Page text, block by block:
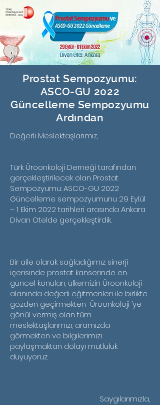
Prostat Sempozyumu:
ASCO-GU 2022
Güncelleme Sempozyumu
Ardından
Değerli Meslektaşlarımız,
Türk Üroonkoloji Derneği tarafından
gerçekleştirilecek olan Prostat
Sempozyumu: ASCO-GU 2022
Güncelleme sempozyumunu 29 Eylül
– 1 Ekim 2022 tarihleri arasında Ankara
Divan Otelde gerçekleştirdik.
Bir aile olarak sağladığımız sinerji
içerisinde prostat kanserinde en
güncel konuları, ülkemizin Üroonkoloji
alanında değerli eğitmenleri ile birlikte
gözden geçirmekten Üroonkoloji ’ye
gönül vermiş olan tüm
meslektaşlarımızı, aramızda
görmekten ve bilgilerimizi
paylaşmaktan dolayı mutluluk
duyuyoruz.
Saygılarımızla,